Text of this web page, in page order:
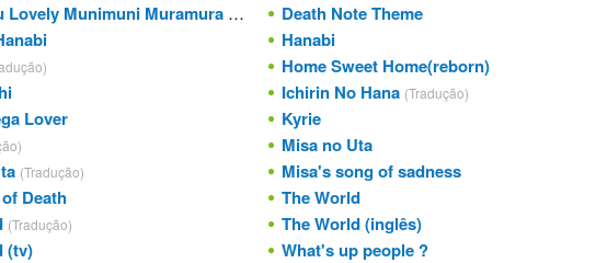
Munimuni Muramura Purin Purin Boron
Death Note Theme
Hanabi
Home Sweet Home(reborn)
Ichirin No Hana (Tradução)
Lover
Kyrie
Misa no Uta
(Tradução)
Misa's song of sadness
Death
The World
(Tradução)
The World (inglês)
(tv)
What's up people ?